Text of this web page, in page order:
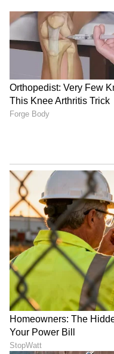
ಕೊರತೆ ಮತ್ತು ಅವರ
ಮಾರ್ಗಗಳಿಂದ ಅವರು
ಆಚರಿಸಲ್ಪಡಲಿಲ್ಲ
ಇದನ್ನೂ ಓದಿ:ಸೂರ್ಯ
ಗ್ರಹಣ ನೋಡೋದು